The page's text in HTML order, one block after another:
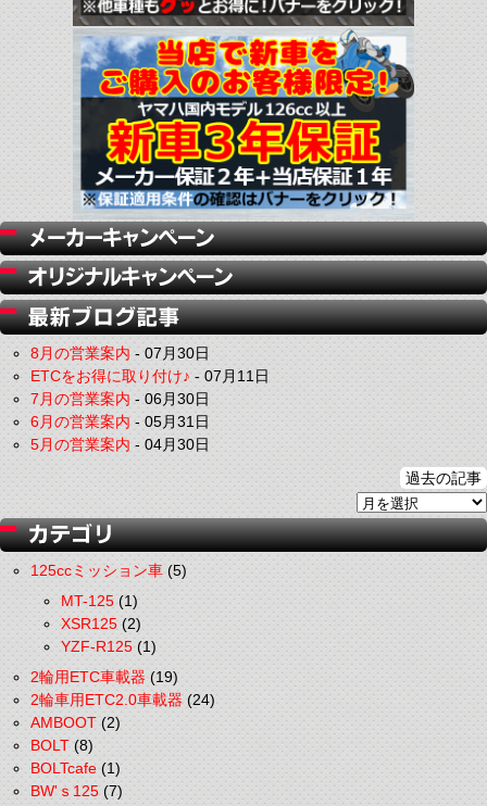
8月の営業案内-07月30日
ETCをお得に取り付け♪-07月11日
7月の営業案内-06月30日
6月の営業案内-05月31日
5月の営業案内-04月30日
過去の記事
125ccミッション車(5)
MT-125(1)
XSR125(2)
YZF-R125(1)
2輪用ETC車載器(19)
2輪車用ETC2.0車載器(24)
AMBOOT(2)
BOLT(8)
BOLTcafe(1)
BW'ｓ125(7)